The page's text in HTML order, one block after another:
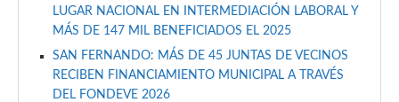
LUGAR NACIONAL EN INTERMEDIACIÓN LABORAL Y
MÁS DE 147 MIL BENEFICIADOS EL 2025
SAN FERNANDO: MÁS DE 45 JUNTAS DE VECINOS
RECIBEN FINANCIAMIENTO MUNICIPAL A TRAVÉS
DEL FONDEVE 2026